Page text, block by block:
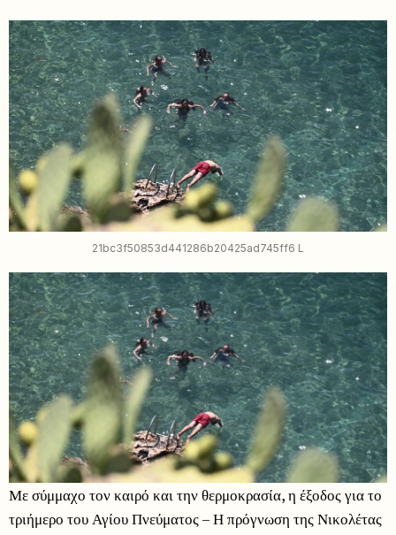
21bc3f50853d441286b20425ad745ff6 L
Με σύμμαχο τον καιρό και την θερμοκρασία, η έξοδος για το
τριήμερο του Αγίου Πνεύματος – Η πρόγνωση της Νικολέτας